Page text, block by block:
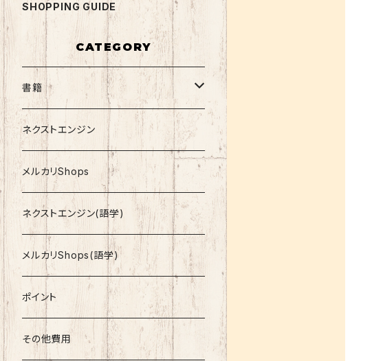
SHOPPING GUIDE
CATEGORY
書籍
関西大学テキスト
就活
資格
コミック
文庫
その他書籍
ネクストエンジン
メルカリShops
ネクストエンジン(語学)
メルカリShops(語学)
ポイント
その他費用